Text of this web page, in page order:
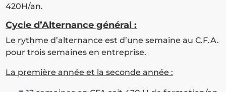
420H/an.
Cycle d’Alternance général :
Le rythme d’alternance est d’une semaine au C.F.A.
pour trois semaines en entreprise.
La première année et la seconde année :